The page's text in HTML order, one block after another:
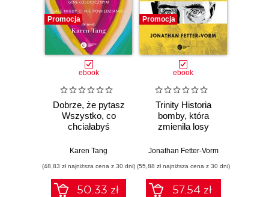
Promocja
ebook
Dobrze, że pytasz
Wszystko, co
chciałabyś
zdrowiu
(ale nigdy Ci nie
powiedziano)
Karen Tang
(48,83 zł najniższa cena z 30 dni)
50.33 zł
Promocja
ebook
Trinity Historia
bomby, która
zmieniła losy
Jonathan Fetter-Vorm
(55,88 zł najniższa cena z 30 dni)
57.54 zł